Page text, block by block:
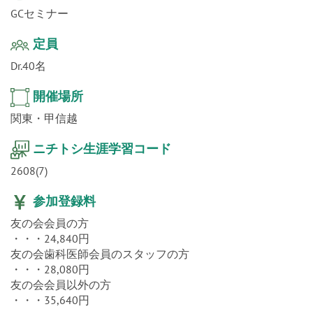
GCセミナー
定員
Dr.40名
開催場所
関東・甲信越
ニチトシ生涯学習コード
2608(7)
参加登録料
友の会会員の方
・・・24,840円
友の会歯科医師会員のスタッフの方
・・・28,080円
友の会会員以外の方
・・・35,640円